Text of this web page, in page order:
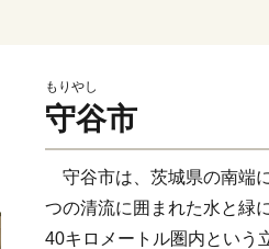
もりやし
守谷市
守谷市は、茨城県の南端
つの清流に囲まれた水と緑
40キロメートル圏内という